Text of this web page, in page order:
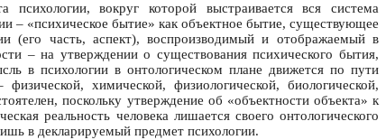
психологии, вокруг которой выстраивается вся система
– «психическое бытие» как объектное бытие, существующее
(его часть, аспект), воспроизводимый и отображаемый в
– на утверждении о существования психического бытия,
в психологии в онтологическом плане движется по пути
химической, физиологической, биологической,
поскольку утверждение об «объектности объекта» к
реальность человека лишается своего онтологического
в декларируемый предмет психологии.